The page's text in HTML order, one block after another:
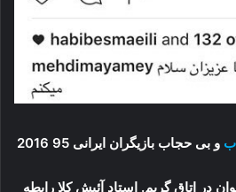
و بی حجاب بازیگران ایرانی 95 2016
در اتاق گریم. استاد آئیش کلا رابطه